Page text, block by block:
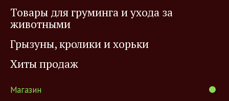
Товары для груминга и ухода за
животными
Грызуны, кролики и хорьки
Хиты продаж
Магазин